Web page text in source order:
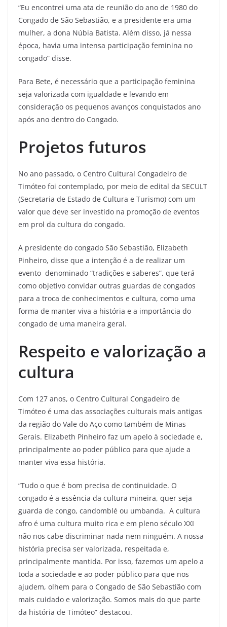
“Eu encontrei uma ata de reunião do ano de 1980 do
Congado de São Sebastião, e a presidente era uma
mulher, a dona Núbia Batista. Além disso, já nessa
época, havia uma intensa participação feminina no
congado” disse.
Para Bete, é necessário que a participação feminina
seja valorizada com igualdade e levando em
consideração os pequenos avanços conquistados ano
após ano dentro do Congado.
Projetos futuros
No ano passado, o Centro Cultural Congadeiro de
Timóteo foi contemplado, por meio de edital da SECULT
(Secretaria de Estado de Cultura e Turismo) com um
valor que deve ser investido na promoção de eventos
em prol da cultura do congado.
A presidente do congado São Sebastião, Elizabeth
Pinheiro, disse que a intenção é a de realizar um
evento denominado “tradições e saberes”, que terá
como objetivo convidar outras guardas de congados
para a troca de conhecimentos e cultura, como uma
forma de manter viva a história e a importância do
congado de uma maneira geral.
Respeito e valorização a
cultura
Com 127 anos, o Centro Cultural Congadeiro de
Timóteo é uma das associações culturais mais antigas
da região do Vale do Aço como também de Minas
Gerais. Elizabeth Pinheiro faz um apelo à sociedade e,
principalmente ao poder público para que ajude a
manter viva essa história.
“Tudo o que é bom precisa de continuidade. O
congado é a essência da cultura mineira, quer seja
guarda de congo, candomblé ou umbanda. A cultura
afro é uma cultura muito rica e em pleno século XXI
não nos cabe discriminar nada nem ninguém. A nossa
história precisa ser valorizada, respeitada e,
principalmente mantida. Por isso, fazemos um apelo a
toda a sociedade e ao poder público para que nos
ajudem, olhem para o Congado de São Sebastião com
mais cuidado e valorização. Somos mais do que parte
da história de Timóteo” destacou.